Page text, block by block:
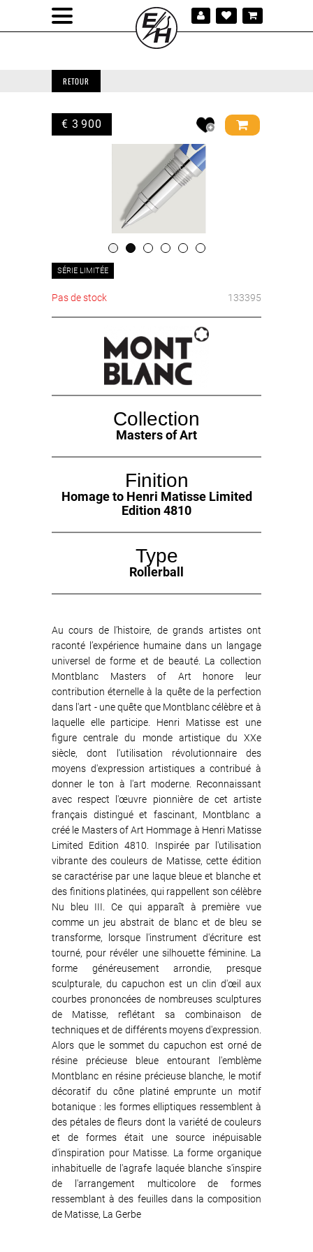
RETOUR
€ 3 900
SÉRIE LIMITÉE
Pas de stock 133395
Collection
Masters of Art
Finition
Homage to Henri Matisse Limited
Edition 4810
Type
Rollerball
Au cours de l’histoire, de grands artistes ont
raconté l’expérience humaine dans un langage
universel de forme et de beauté. La collection
Montblanc Masters of Art honore leur
contribution éternelle à la quête de la perfection
dans l'art - une quête que Montblanc célèbre et à
laquelle elle participe. Henri Matisse est une
figure centrale du monde artistique du XXe
siècle, dont l'utilisation révolutionnaire des
moyens d'expression artistiques a contribué à
donner le ton à l'art moderne. Reconnaissant
avec respect l'œuvre pionnière de cet artiste
français distingué et fascinant, Montblanc a
créé le Masters of Art Hommage à Henri Matisse
Limited Edition 4810. Inspirée par l'utilisation
vibrante des couleurs de Matisse, cette édition
se caractérise par une laque bleue et blanche et
des finitions platinées, qui rappellent son célèbre
Nu bleu III. Ce qui apparaît à première vue
comme un jeu abstrait de blanc et de bleu se
transforme, lorsque l'instrument d'écriture est
tourné, pour révéler une silhouette féminine. La
forme généreusement arrondie, presque
sculpturale, du capuchon est un clin d'œil aux
courbes prononcées de nombreuses sculptures
de Matisse, reflétant sa combinaison de
techniques et de différents moyens d'expression.
Alors que le sommet du capuchon est orné de
résine précieuse bleue entourant l'emblème
Montblanc en résine précieuse blanche, le motif
décoratif du cône platiné emprunte un motif
botanique : les formes elliptiques ressemblent à
des pétales de fleurs dont la variété de couleurs
et de formes était une source inépuisable
d'inspiration pour Matisse. La forme organique
inhabituelle de l'agrafe laquée blanche s'inspire
de l'arrangement multicolore de formes
ressemblant à des feuilles dans la composition
de Matisse, La Gerbe